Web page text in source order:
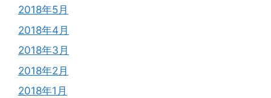
2018年5月
2018年4月
2018年3月
2018年2月
2018年1月